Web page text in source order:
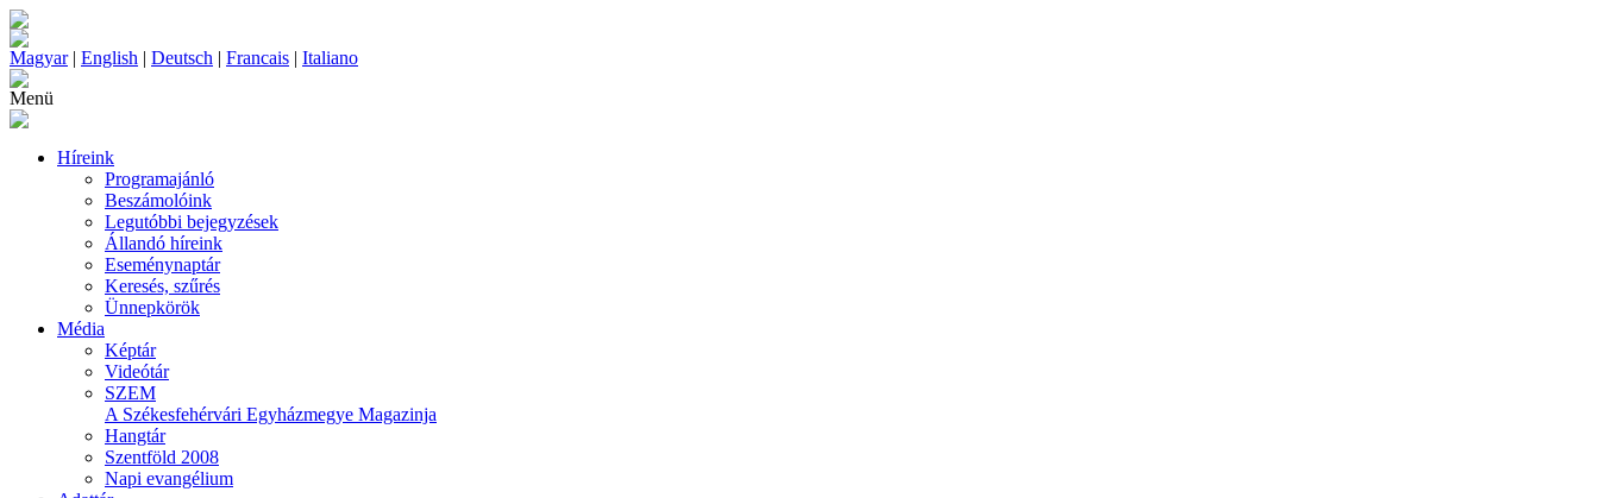
Magyar| English | Deutsch | Francais | Italiano
Menü
Híreink
Programajánló
Beszámolóink
Legutóbbi bejegyzések
Állandó híreink
Eseménynaptár
Keresés, szűrés
Ünnepkörök
Média
Képtár
Videótár
SZEM
A Székesfehérvári Egyházmegye Magazinja
Hangtár
Szentföld 2008
Napi evangélium